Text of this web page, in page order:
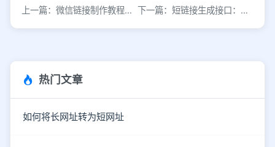
上一篇：微信链接制作教程：3分钟生成可点击短链接 下一篇：短链接生成接口：快速接入与高效调用指南
热门文章
如何将长网址转为短网址